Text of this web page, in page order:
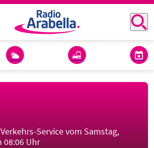
Service vom Samstag,
08:06 Uhr